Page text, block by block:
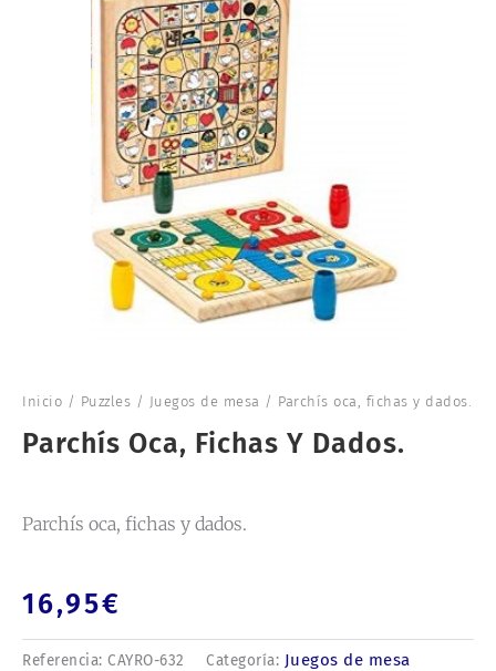
Inicio / Puzzles / Juegos de mesa / Parchís oca, fichas y dados.
Parchís Oca, Fichas Y Dados.
Parchís oca, fichas y dados.
16,95€
Referencia: CAYRO-632 Categoría: Juegos de mesa